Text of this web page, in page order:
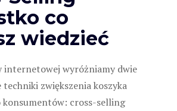
co
wiedzieć
internetowej wyróżniamy dwie
zwiększenia koszyka
konsumentów: cross-selling